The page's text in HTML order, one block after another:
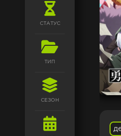
СТАТУС
ТИП
СЕЗОН